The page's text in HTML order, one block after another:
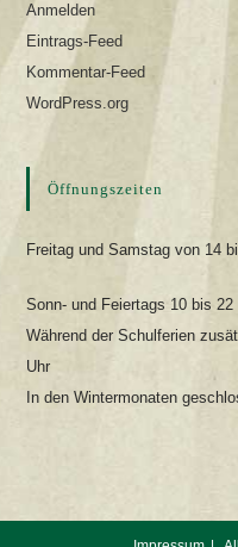
Anmelden
Eintrags-Feed
Kommentar-Feed
WordPress.org
Öffnungszeiten
Freitag und Samstag von 14
Sonn- und Feiertags 10 bis 22
Während der Schulferien
Uhr
In den Wintermonaten